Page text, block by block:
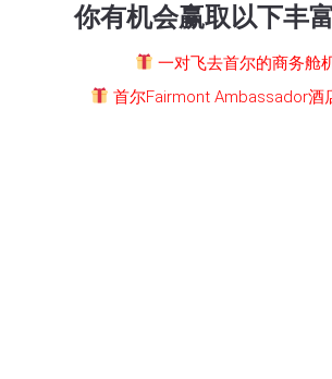
你有机会赢取以下丰
一对飞去首尔的商务舱
首尔Fairmont Ambassador酒